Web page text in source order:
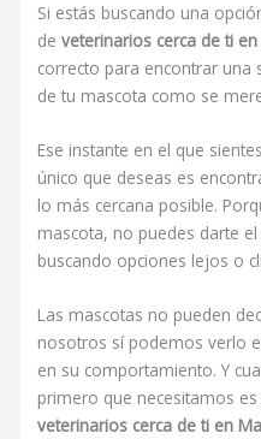
Si estás buscando una
deveterinarios cerca de ti
correcto para encontrar una
de tu mascota como se
Ese instante en el que
único que deseas es
lo más cercana posible.
mascota, no puedes darte
buscando opciones lejos o
Las mascotas no pueden
nosotros sí podemos verlo
en su comportamiento. Y
primero que necesitamos
veterinarios cerca de ti en